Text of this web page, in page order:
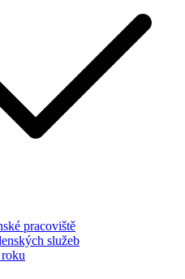
pracoviště
služeb